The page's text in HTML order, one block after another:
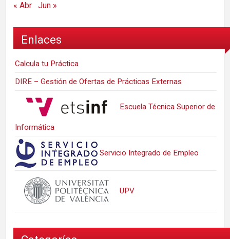
« Abr Jun »
Enlaces
Calcula tu Práctica
DIRE – Gestión de Ofertas de Prácticas Externas
Escuela Técnica Superior de
Informática
Servicio Integrado de Empleo
UPV